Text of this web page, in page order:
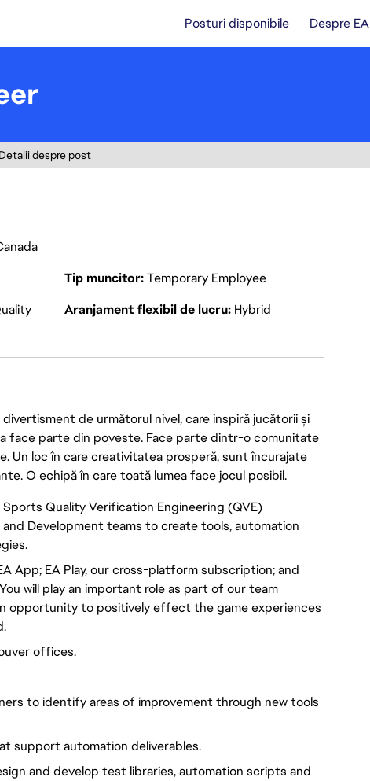
Posturi disponibile Despre EA
Detalii despre post
Tip muncitor Temporary Employee
Aranjament flexibil de lucru Hybrid
de următorul nivel, care inspiră jucătorii și
face parte din poveste. Face parte dintr-o comunitate
Un loc în care creativitatea prosperă, sunt încurajate
O echipă în care toată lumea face jocul posibil.
Sports Quality Verification Engineering (QVE)
Development teams to create tools, automation
App; EA Play, our cross-platform subscription; and
will play an important role as part of our team
opportunity to positively effect the game experiences
offices.
to identify areas of improvement through new tools
support automation deliverables.
and develop test libraries, automation scripts and